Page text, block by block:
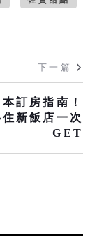
下一篇
訂房指南！
新飯店一次
GET